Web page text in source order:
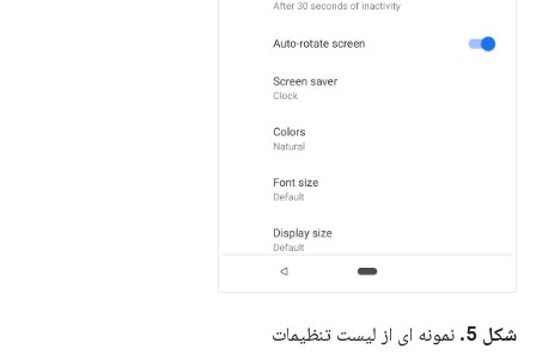
شکل 5. نمونه ای از لیست تنظیمات